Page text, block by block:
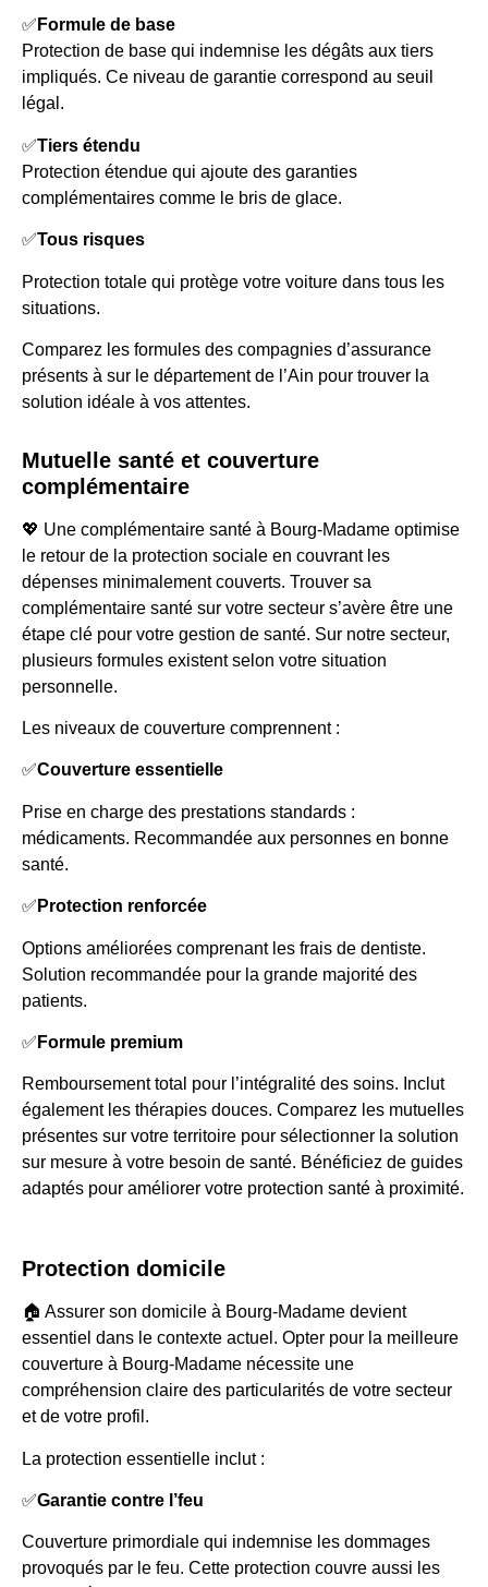
✅ Formule de base
Protection de base qui indemnise les dégâts aux tiers
impliqués. Ce niveau de garantie correspond au seuil
légal.
✅Tiers étendu
Protection étendue qui ajoute des garanties
complémentaires comme le bris de glace.
✅Tous risques
Protection totale qui protège votre voiture dans tous les
situations.
Comparez les formules des compagnies d’assurance
présents à sur le département de l’Ain pour trouver la
solution idéale à vos attentes.
Mutuelle santé et couverture
complémentaire
💖 Une complémentaire santé à Bourg-Madame optimise
le retour de la protection sociale en couvrant les
dépenses minimalement couverts. Trouver sa
complémentaire santé sur votre secteur s’avère être une
étape clé pour votre gestion de santé. Sur notre secteur,
plusieurs formules existent selon votre situation
personnelle.
Les niveaux de couverture comprennent :
✅Couverture essentielle
Prise en charge des prestations standards :
médicaments. Recommandée aux personnes en bonne
santé.
✅ Protection renforcée
Options améliorées comprenant les frais de dentiste.
Solution recommandée pour la grande majorité des
patients.
✅ Formule premium
Remboursement total pour l’intégralité des soins. Inclut
également les thérapies douces. Comparez les mutuelles
présentes sur votre territoire pour sélectionner la solution
sur mesure à votre besoin de santé. Bénéficiez de guides
adaptés pour améliorer votre protection santé à proximité.
Protection domicile
🏠 Assurer son domicile à Bourg-Madame devient
essentiel dans le contexte actuel. Opter pour la meilleure
couverture à Bourg-Madame nécessite une
compréhension claire des particularités de votre secteur
et de votre profil.
La protection essentielle inclut :
✅Garantie contre l’feu
Couverture primordiale qui indemnise les dommages
provoqués par le feu. Cette protection couvre aussi les